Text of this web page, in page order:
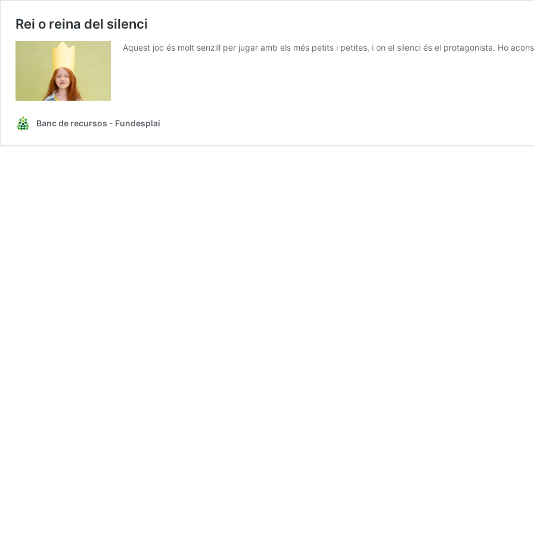
Rei o reina del silenci
Aquest joc és molt senzill per jugar amb els més petits i petites, i on el silenci és el protagonista. Ho
Banc de recursos - Fundesplai